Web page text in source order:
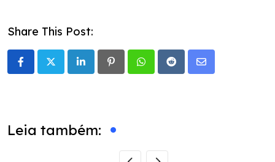
Share This Post:
LinkedIn PinterestWhatsappRedditShare
Leia também: